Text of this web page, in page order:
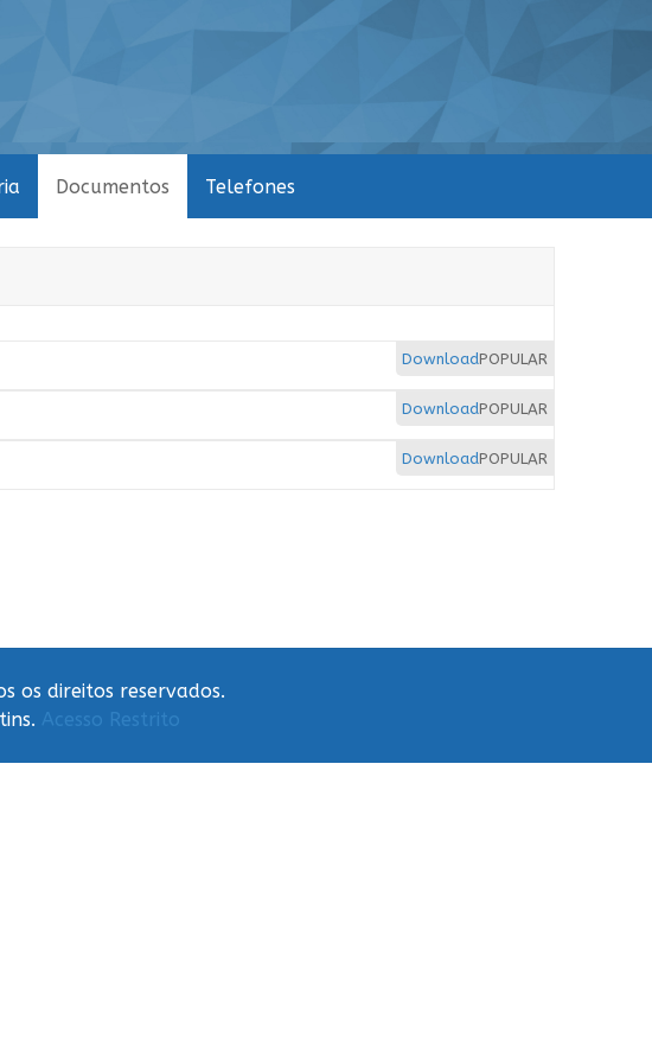
Documentos Telefones
POPULAR
Download
POPULAR
Download
POPULAR
Download
os direitos reservados.